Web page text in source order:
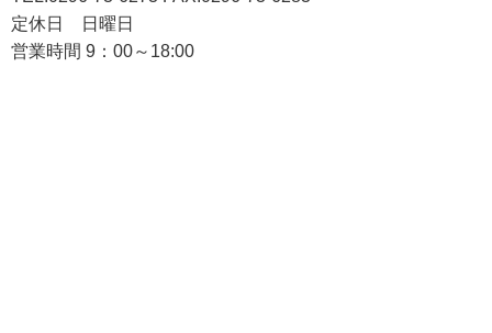
定休日 日曜日
営業時間 9：00～18:00